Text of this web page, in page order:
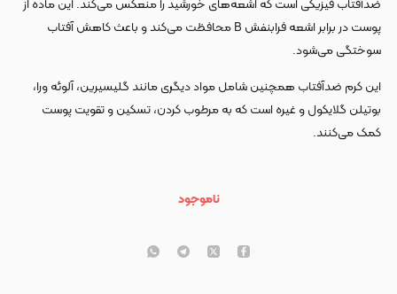
ضدآفتاب فیزیکی است که اشعه‌های خورشید را منعکس می‌کند. این ماده از
پوست در برابر اشعه فرابنفش B محافظت می‌کند و باعث کاهش آفتاب
سوختگی می‌شود.
این کرم ضدآفتاب همچنین شامل مواد دیگری مانند گلیسیرین، آلوئه ورا،
بوتیلن گلایکول و غیره است که به مرطوب کردن، تسکین و تقویت پوست
کمک می‌کنند.
ناموجود